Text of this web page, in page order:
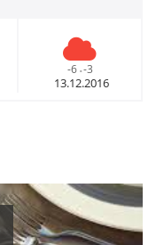
-6 - -3
13.12.2016